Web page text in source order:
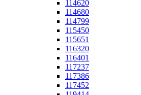
114620
114680
114799
115450
115651
116320
116401
117237
117386
117452